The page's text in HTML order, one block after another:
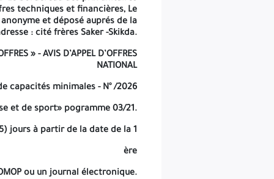
techniques et financières, Le
et déposé auprés de la
: cité frères Saker -Skikda.
» -AVIS D’APPEL D’OFFRES
NATIONAL
capacités minimales - N° /2026
et de sport» pogramme 03/21.
jours à partir de la date de la 1
ère
ou un journal électronique.